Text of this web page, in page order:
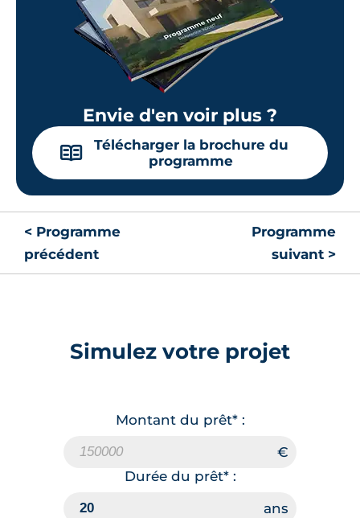
Loggia
LotA303
64.55 m²
3 étage
TVA 20%
Loggia
🗞 📞
65.35 m²
3èmeétage
Envie d'en voir plus ?
📖
Télécharger la brochure du
programme
< Programme
précédent
Programme
suivant >
Simulez votre projet
Montant du prêt* :
Durée du prêt* :